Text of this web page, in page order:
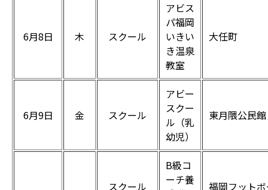
6月8日 木 スクール
アビス
パ福岡
いきい
き温泉
教室
大任町
6月9日 金 スクール
アビー
スクー
ル（乳
幼児）
東月隈公民館
スクール
B級コ
ーチ養
福岡フット